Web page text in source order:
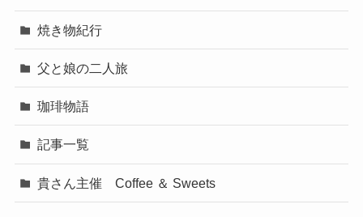
焼き物紀行
父と娘の二人旅
珈琲物語
記事一覧
貴さん主催 Coffee ＆ Sweets